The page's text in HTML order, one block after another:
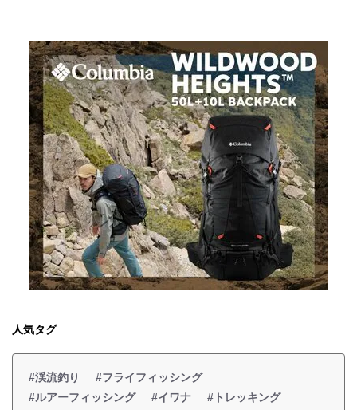
人気タグ
#渓流釣り
#フライフィッシング
#ルアーフィッシング
#イワナ
#トレッキング